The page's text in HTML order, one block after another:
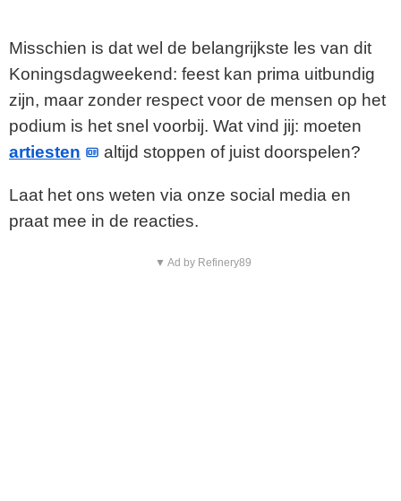
Misschien is dat wel de belangrijkste les van dit
Koningsdagweekend: feest kan prima uitbundig
zijn, maar zonder respect voor de mensen op het
podium is het snel voorbij. Wat vind jij: moeten
artiesten
altijd stoppen of juist doorspelen?
Laat het ons weten via onze social media en
praat mee in de reacties.
▼ Ad by Refinery89